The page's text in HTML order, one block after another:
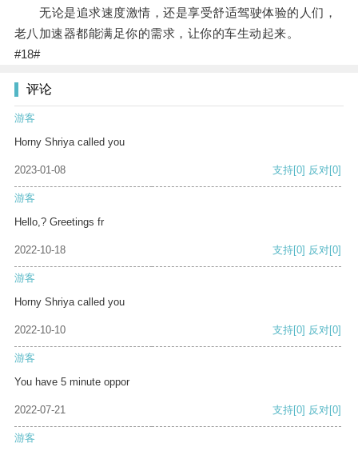
无论是追求速度激情，还是享受舒适驾驶体验的人们，
老八加速器都能满足你的需求，让你的车生动起来。
#18#
评论
游客
Horny Shriya called you
2023-01-08 支持[0] 反对[0]
游客
Hello,? Greetings fr
2022-10-18 支持[0] 反对[0]
游客
Horny Shriya called you
2022-10-10 支持[0] 反对[0]
游客
You have 5 minute oppor
2022-07-21 支持[0] 反对[0]
游客